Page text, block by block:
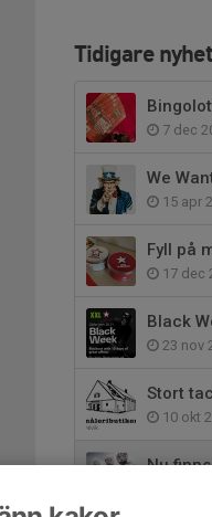
Tidigare
7 dec
We
15 apr
Fyll på
17 dec
Black
23 nov
Stort
10 okt
Nu